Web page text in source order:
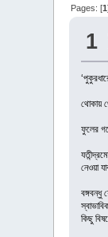
Pages: [1
1
থোকায়
ফুলের
নেওয়া
বঙ্গবন্ধু
কিছু